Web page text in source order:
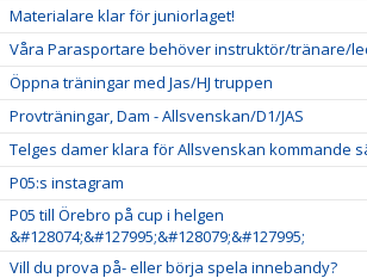
Materialare klar för juniorlaget!
Våra Parasportare behöver instruktör/tränare/
Öppna träningar med Jas/HJ truppen
Provträningar, Dam - Allsvenskan/D1/JAS
Telges damer klara för Allsvenskan kommande
P05:s instagram
P05 till Örebro på cup i helgen
&#128074;&#127995;&#128079;&#127995;
Vill du prova på- eller börja spela innebandy?